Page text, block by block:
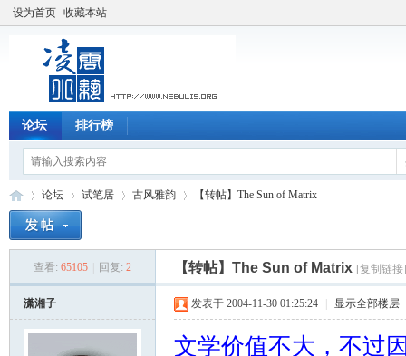
设为首页 收藏本站
论坛 排行榜
论坛
›
试笔居
›
古风雅韵 【转帖】The Sun of Matrix
查看: 65105 回复: 2 【转帖】The Sun of Matrix [复制链接]
潇湘子 发表于 2004-11-30 01:25:24 显示全部楼层
文学价值不大，不过